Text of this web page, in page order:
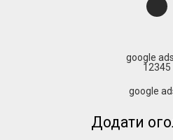
google
12345
google
Додати